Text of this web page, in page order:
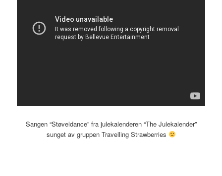
Sangen “Støveldance” fra julekalenderen “The Julekalender”
sunget av gruppen Travelling Strawberries